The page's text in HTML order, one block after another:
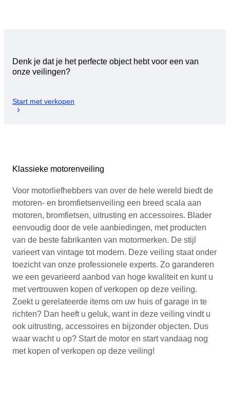
Denk je dat je het perfecte object hebt voor een van
onze veilingen?
Start met verkopen
Klassieke motorenveiling
Voor motorliefhebbers van over de hele wereld biedt de
motoren- en bromfietsenveiling een breed scala aan
motoren, bromfietsen, uitrusting en accessoires. Blader
eenvoudig door de vele aanbiedingen, met producten
van de beste fabrikanten van motormerken. De stijl
varieert van vintage tot modern. Deze veiling staat onder
toezicht van onze professionele experts. Zo garanderen
we een gevarieerd aanbod van hoge kwaliteit en kunt u
met vertrouwen kopen of verkopen op deze veiling.
Zoekt u gerelateerde items om uw huis of garage in te
richten? Dan heeft u geluk, want in deze veiling vindt u
ook uitrusting, accessoires en bijzonder objecten. Dus
waar wacht u op? Start de motor en start vandaag nog
met kopen of verkopen op deze veiling!